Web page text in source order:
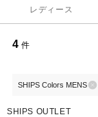
レディース
4 件
SHIPS Colors MENS
SHIPS OUTLET